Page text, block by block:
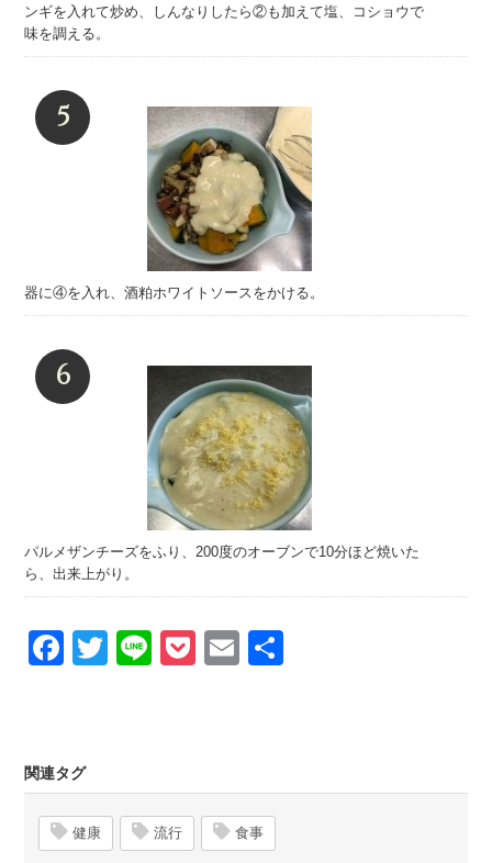
ンギを入れて炒め、しんなりしたら②も加えて塩、コショウで
味を調える。
器に④を入れ、酒粕ホワイトソースをかける。
パルメザンチーズをふり、200度のオーブンで10分ほど焼いた
ら、出来上がり。
Facebook
Twitter
LinePocket
Email
関連タグ
健康 流行 食事